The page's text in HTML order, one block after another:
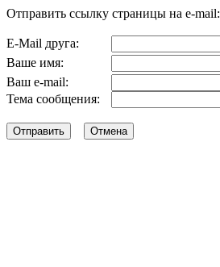
Отправить ссылку страницы на e-mail:
E-Mail друга:
Ваше имя:
Ваш e-mail:
Тема сообщения: